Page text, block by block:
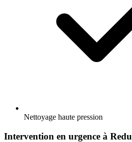
Nettoyage haute pression
Intervention en urgence à Redu